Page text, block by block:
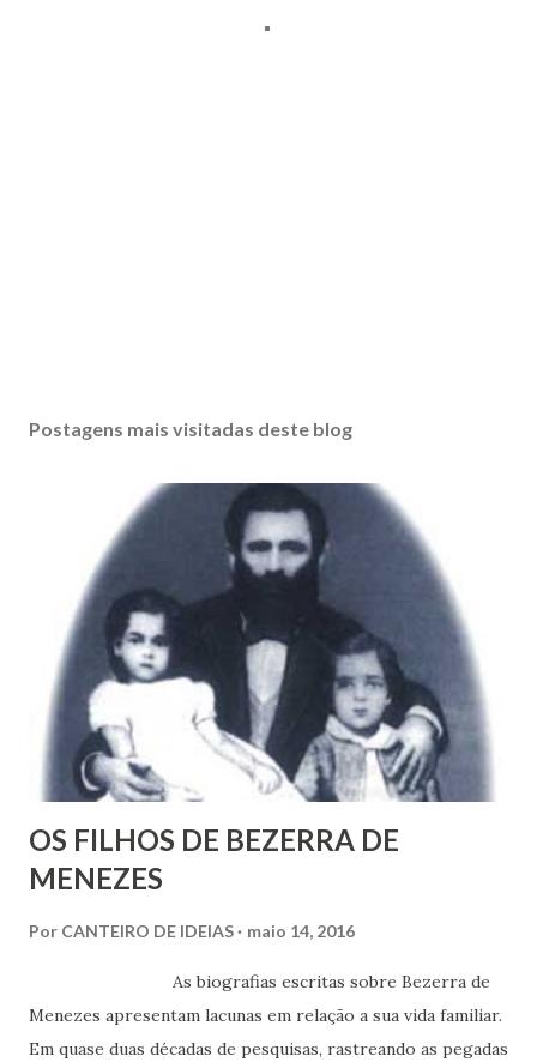
Postagens mais visitadas deste blog
OS FILHOS DE BEZERRA DE
MENEZES
Por CANTEIRO DE IDEIAS maio 14, 2016
As biografias escritas sobre Bezerra de
Menezes apresentam lacunas em relação a sua vida familiar.
Em quase duas décadas de pesquisas, rastreando as pegadas